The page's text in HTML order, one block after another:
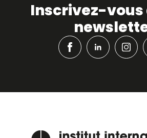
Inscrivez-vous